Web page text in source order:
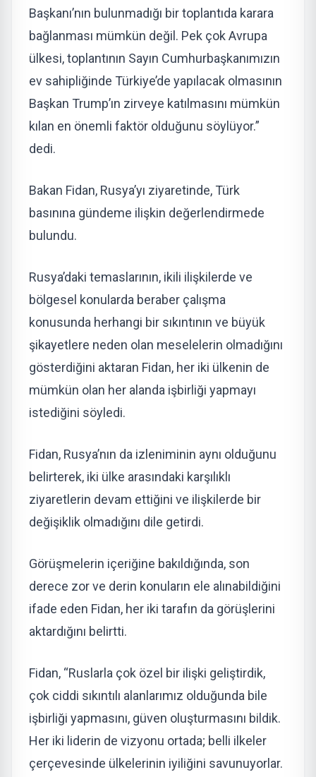
Başkanı’nın bulunmadığı bir toplantıda karara
bağlanması mümkün değil. Pek çok Avrupa
ülkesi, toplantının Sayın Cumhurbaşkanımızın
ev sahipliğinde Türkiye’de yapılacak olmasının
Başkan Trump’ın zirveye katılmasını mümkün
kılan en önemli faktör olduğunu söylüyor.”
dedi.
Bakan Fidan, Rusya’yı ziyaretinde, Türk
basınına gündeme ilişkin değerlendirmede
bulundu.
Rusya’daki temaslarının, ikili ilişkilerde ve
bölgesel konularda beraber çalışma
konusunda herhangi bir sıkıntının ve büyük
şikayetlere neden olan meselelerin olmadığını
gösterdiğini aktaran Fidan, her iki ülkenin de
mümkün olan her alanda işbirliği yapmayı
istediğini söyledi.
Fidan, Rusya’nın da izleniminin aynı olduğunu
belirterek, iki ülke arasındaki karşılıklı
ziyaretlerin devam ettiğini ve ilişkilerde bir
değişiklik olmadığını dile getirdi.
Görüşmelerin içeriğine bakıldığında, son
derece zor ve derin konuların ele alınabildiğini
ifade eden Fidan, her iki tarafın da görüşlerini
aktardığını belirtti.
Fidan, “Ruslarla çok özel bir ilişki geliştirdik,
çok ciddi sıkıntılı alanlarımız olduğunda bile
işbirliği yapmasını, güven oluşturmasını bildik.
Her iki liderin de vizyonu ortada; belli ilkeler
çerçevesinde ülkelerinin iyiliğini savunuyorlar.